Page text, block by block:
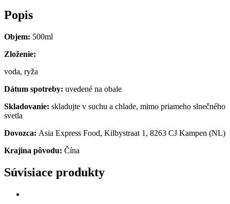
Popis
Objem: 500ml
Zloženie:
voda, ryža
Dátum spotreby: uvedené na obale
Skladovanie: skladujte v suchu a chlade, mimo priameho slnečného
svetla
Dovozca: Asia Express Food, Kilbystraat 1, 8263 CJ Kampen (NL)
Krajina pôvodu: Čína
Súvisiace produkty